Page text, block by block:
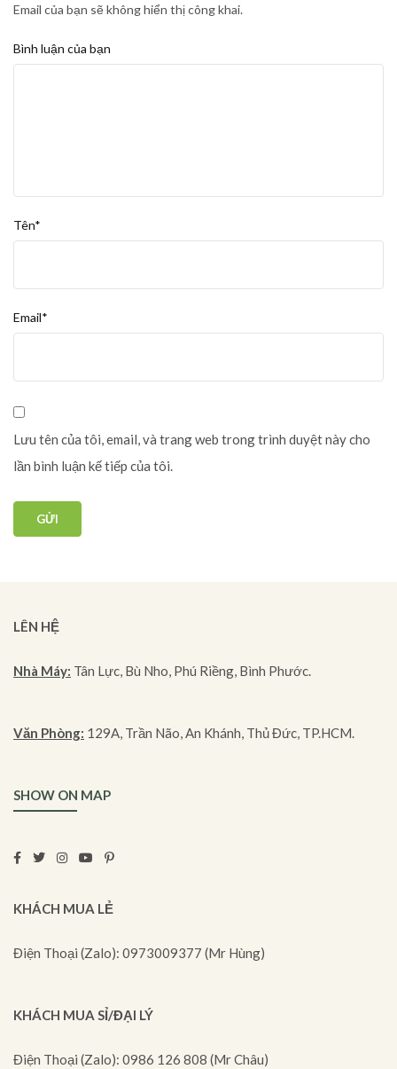
Email của bạn sẽ không hiển thị công khai.
Bình luận của bạn
Tên*
Email*
Lưu tên của tôi, email, và trang web trong trình duyệt này cho
lần bình luận kế tiếp của tôi.
LÊN HỆ
Nhà Máy: Tân Lực, Bù Nho, Phú Riềng, Bình Phước.
Văn Phòng: 129A, Trần Não, An Khánh, Thủ Đức, TP.HCM.
SHOW ON MAP
KHÁCH MUA LẺ
Điện Thoại (Zalo): 0973009377 (Mr Hùng)
KHÁCH MUA SỈ/ĐẠI LÝ
Điện Thoại (Zalo): 0986 126 808 (Mr Châu)